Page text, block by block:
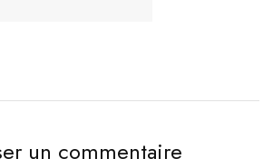
un commentaire